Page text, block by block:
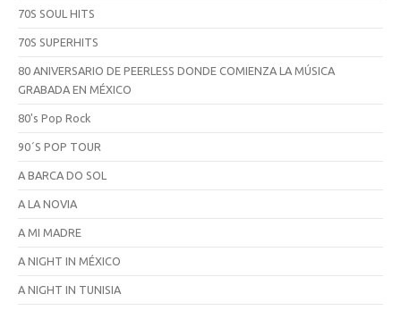
70S SOUL HITS
70S SUPERHITS
80 ANIVERSARIO DE PEERLESS DONDE COMIENZA LA MÚSICA
GRABADA EN MÉXICO
80's Pop Rock
90´S POP TOUR
A BARCA DO SOL
A LA NOVIA
A MI MADRE
A NIGHT IN MÉXICO
A NIGHT IN TUNISIA